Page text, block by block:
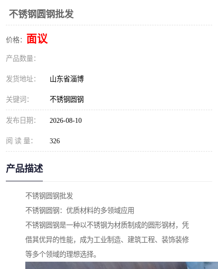
不锈钢圆钢批发
价格： 面议
产品数量：
发货地址： 山东省淄博
关键词： 不锈钢圆钢
发布日期： 2026-08-10
阅 读 量： 326
产品描述
不锈钢圆钢批发
不锈钢圆钢：优质材料的多领域应用
不锈钢圆钢是一种以不锈钢为材质制成的圆形钢材，凭
借其优异的性能，成为工业制造、建筑工程、装饰装修
等多个领域的理想选择。